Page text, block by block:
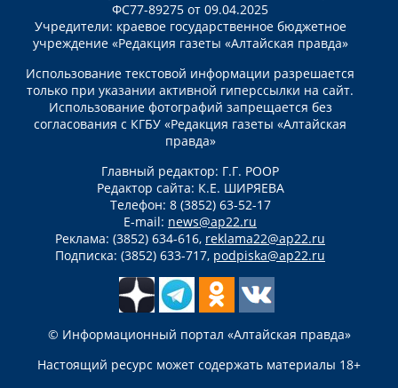
ФС77-89275 от 09.04.2025
Учредители: краевое государственное бюджетное
учреждение «Редакция газеты «Алтайская правда»
Использование текстовой информации разрешается
только при указании активной гиперссылки на сайт.
Использование фотографий запрещается без
согласования с КГБУ «Редакция газеты «Алтайская
правда»
Главный редактор: Г.Г. РООР
Редактор сайта: К.Е. ШИРЯЕВА
Телефон: 8 (3852) 63-52-17
E-mail: news@ap22.ru
Реклама: (3852) 634-616, reklama22@ap22.ru
Подписка: (3852) 633-717, podpiska@ap22.ru
© Информационный портал «Алтайская правда»
Настоящий ресурс может содержать материалы 18+